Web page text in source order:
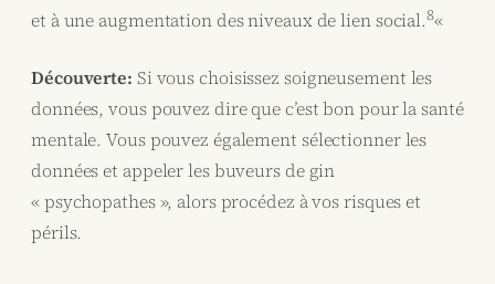
et à une augmentation des niveaux de lien social.8«
Découverte: Si vous choisissez soigneusement les
données, vous pouvez dire que c’est bon pour la santé
mentale. Vous pouvez également sélectionner les
données et appeler les buveurs de gin
« psychopathes », alors procédez à vos risques et
périls.